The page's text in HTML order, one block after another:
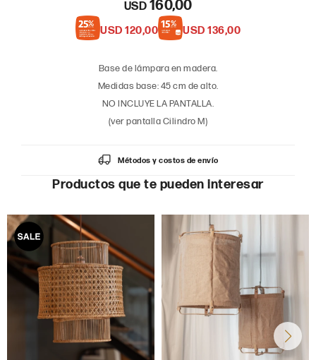
USD 160,00
USD 120,00 USD 136,00
Base de lámpara en madera.
Medidas base: 45 cm de alto.
NO INCLUYE LA PANTALLA.
(ver pantalla Cilindro M)
Métodos y costos de envío
Productos que te pueden interesar